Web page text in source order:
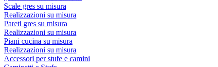
Scale gres su misura
Realizzazioni su misura
Pareti gres su misura
Realizzazioni su misura
Piani cucina su misura
Realizzazioni su misura
Accessori per stufe e camini